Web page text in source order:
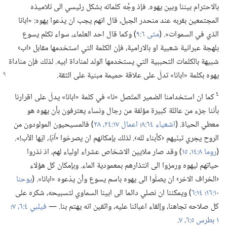
بالاحترام بيننا وبين يهوه.‏ فإذ وجَّه كلماته بشكل رئيسي الى تلاميذه
المجتمعين بقربه عند منحدر الجبل،‏ قال انهم يجب ان يدْعوا يهوه:‏ «ابانا
الذي في السموات».‏ (‏متى ٦:‏٩
‏)‏ وكما قال احد العلماء،‏ سواء تكلم يسوع
بلهجة عبرانية شعبية او بالارامية،‏ فإن الكلمة التي استخدمها مقابل ‹اب›
شبيهة بالكلمات التحببية التي يستخدمها الولد لمناداة ابيه.‏ لذلك فإن مناداة
يهوه بكلمة «ابانا» تدلّ على علاقة حميمة مبنية على الثقة.‏
٤كما ان استخدامنا الضمير المتّصل «نا» في كلمة «ابانا» يدلّ على اقرارنا
بأننا جزء من عائلة كبيرة مؤلفة من رجال ونساء يعترفون بأن يهوه هو
معطي الحياة.‏ (‏اشعياء ٦٤:‏٨؛‏ اعمال ١٧:‏٢٤،‏
‏)‏ فالمسيحيون المولودون من
الروح يجري تبنّيهم ‹كأبناء لله›.‏ لذلك بإمكانهم ان يصرخوا‏«أبّا،‏ايّها الآب!‏».‏
(‏روما ٨:‏١٤،‏ ١٥
‏)‏ وقد صار ملايين الاشخاص عشراء اولياء لهم،‏ اذ نذروا
حياتهم ليهوه ورمزوا الى انتذارهم بمعمودية الماء.‏ وبإمكان كل هؤلاء
‹الخراف الاخر› ان يصلّوا الى يهوه باسم يسوع وأن يدْعوه «ابانا».‏ (‏يوحنا
١٠:‏١٦؛‏
‏)‏ ويمكننا ان نصلي دائما الى ابينا السماوي لتسبيحه،‏ شكره على
كل صلاحه تجاهنا،‏ وإلقاء اعبائنا عليه،‏ واثقين انه يهتم بنا.‏ —‏فيلبي ٤:‏٦،‏ ٧؛‏
١ بطرس ٥:‏٦،‏ ٧
‏.‏